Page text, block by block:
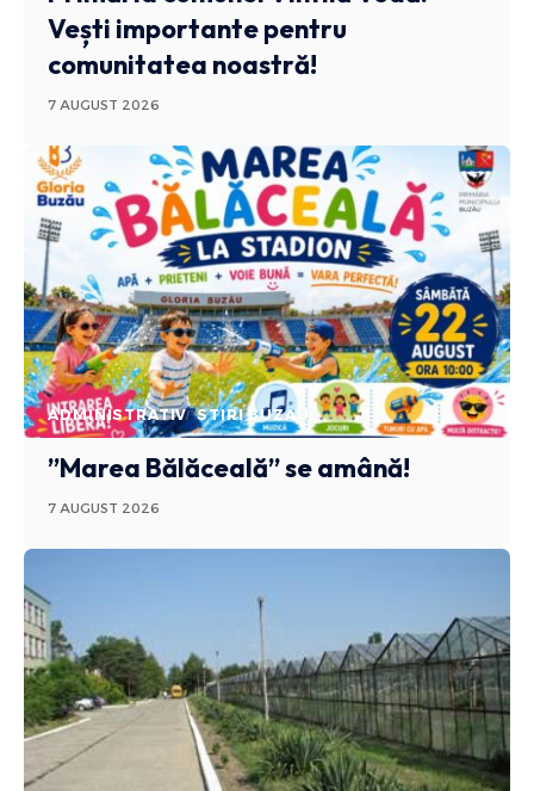
Vești importante pentru
comunitatea noastră!
7 AUGUST 2026
ADMINISTRATIV STIRI BUZAU
”Marea Bălăceală” se amână!
7 AUGUST 2026